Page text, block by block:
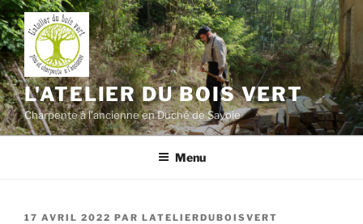
Aller
au
contenu
principal
L'ATELIER DU BOIS VERT
Charpente à l'ancienne en Duché de Savoie
Menu
PUBLIÉ
17 AVRIL 2022 PAR LATELIERDUBOISVERT